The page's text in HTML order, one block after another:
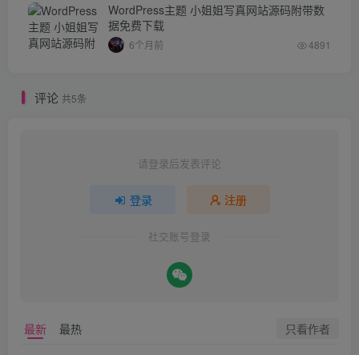
WordPress主题 小姐姐写真网站源码附带数
据免费下载
6个月前 4891
评论 共5条
请登录后发表评论
登录 注册
社交账号登录
最新 最热 只看作者